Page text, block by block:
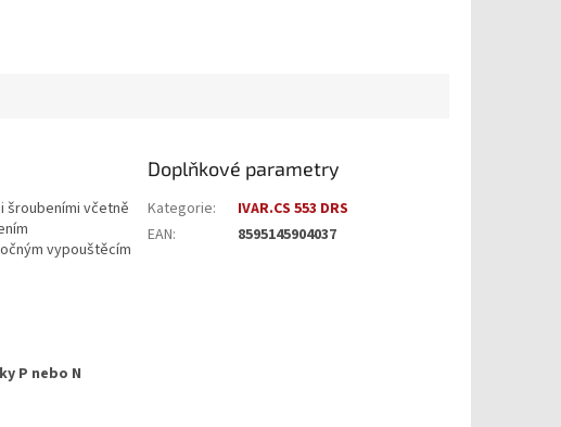
šroubeními včetně
vypouštěcím
P nebo N
Doplňkové parametry
Kategorie:
IVAR.CS 553 DRS
EAN: 8595145904037